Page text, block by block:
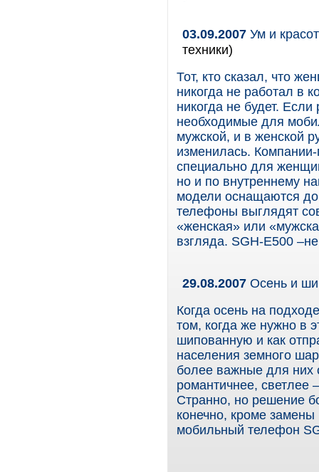
03.09.2007 Ум и
техники)
Тот, кто сказал, что
никогда не работал в
никогда не будет.
необходимые для
мужской, и в женской
изменилась.
специально для
но и по внутреннему
модели оснащаются
телефоны выглядят
«женская» или
взгляда. SGH-E500
29.08.2007 Осень и
Когда осень на
том, когда же нужно в
шипованную и как
населения земного
более важные для них
романтичнее, светлее
Странно, но решение
конечно, кроме
мобильный телефон